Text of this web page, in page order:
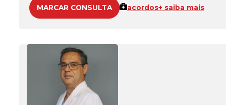
MARCAR CONSULTA acordos+ saiba mais